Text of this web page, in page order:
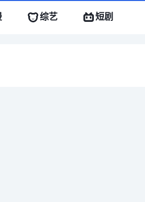
综艺 短剧